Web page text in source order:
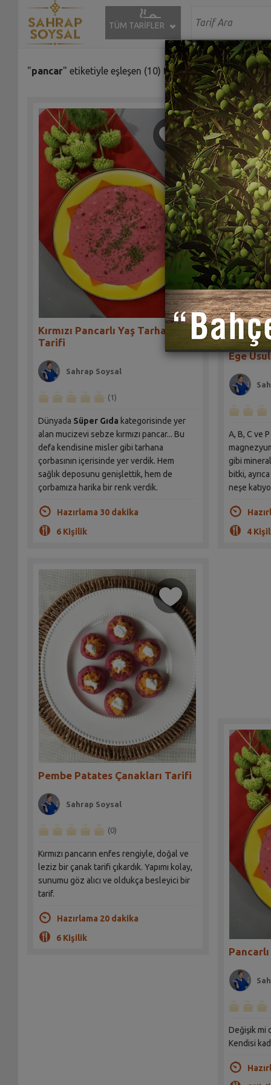
TÜM TARİFLER
"pancar" etiketiyle eşleşen (10) tarif bulundu.
Kırmızı Pancarlı Yaş Tarhana
Tarifi
Sahrap Soysal
(1)
Dünyada Süper Gıda kategorisinde yer
alan mucizevi sebze kırmızı pancar... Bu
defa kendisine misler gibi tarhana
çorbasının içerisinde yer verdik. Hem
sağlık deposunu genişlettik, hem de
çorbamıza harika bir renk verdik.
Hazırlama 30 dakika
6 Kişilik
Pembe Patates Çanakları Tarifi
Sahrap Soysal
(0)
Kırmızı pancarın enfes rengiyle, doğal ve
leziz bir çanak tarifi çıkardık. Yapımı kolay,
sunumu göz alıcı ve oldukça besleyici bir
tarif.
Hazırlama 20 dakika
6 Kişilik
Ege
A, B, C ve
gibi
bitki,
neşe
4
Değişik mi
Kendisi